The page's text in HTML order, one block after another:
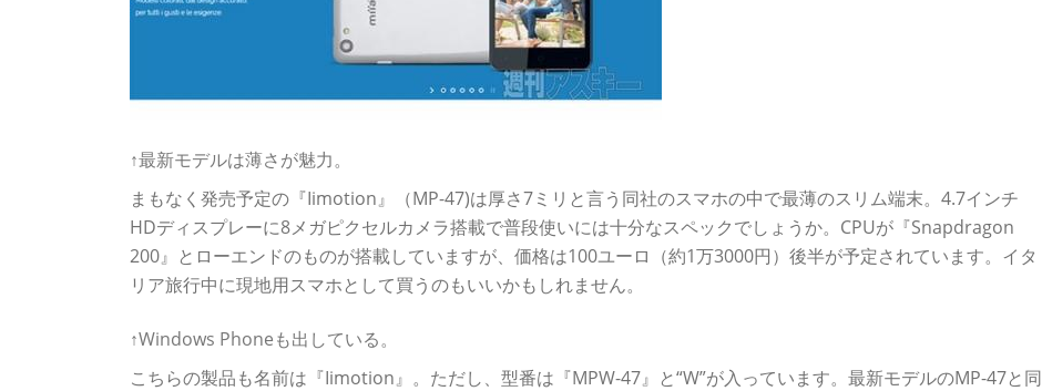
↑最新モデルは薄さが魅力。
まもなく発売予定の『Iimotion』（MP-47)は厚さ7ミリと言う同社のスマホの中で最薄のスリム端末。4.7インチ
HDディスプレーに8メガピクセルカメラ搭載で普段使いには十分なスペックでしょうか。CPUが『Snapdragon
200』とローエンドのものが搭載していますが、価格は100ユーロ（約1万3000円）後半が予定されています。イタ
リア旅行中に現地用スマホとして買うのもいいかもしれません。
↑Windows Phoneも出している。
こちらの製品も名前は『Iimotion』。ただし、型番は『MPW-47』と“W”が入っています。最新モデルのMP-47と同